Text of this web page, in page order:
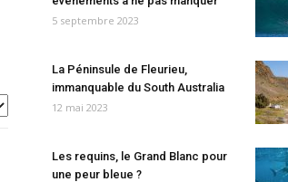
5 septembre 2023
La Péninsule de Fleurieu,
immanquable du South Australia
12 mai 2023
Les requins, le Grand Blanc pour
une peur bleue ?